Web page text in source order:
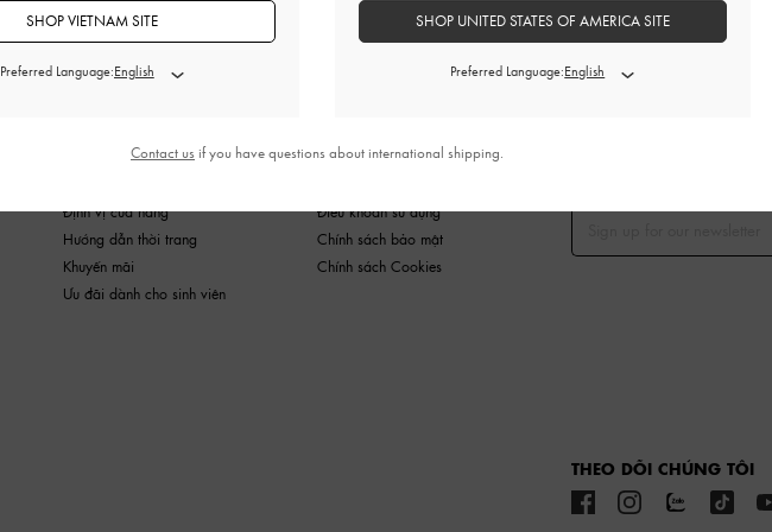
Định vị cửa hàng
Hướng dẫn thời trang
Khuyến mãi
Ưu đãi dành cho sinh viên
Điều khoản sử dụng
Chính sách bảo mật
Chính sách Cookies
ĐĂNG KÝ ĐỂ NHẬN CÁC
THEO DÕI CHÚNG TÔI
SHOP VIETNAM SITE
Preferred Language:
SHOP UNITED STATES OF AMERICA SITE
Preferred Language:
Contact us if you have questions about international shipping.